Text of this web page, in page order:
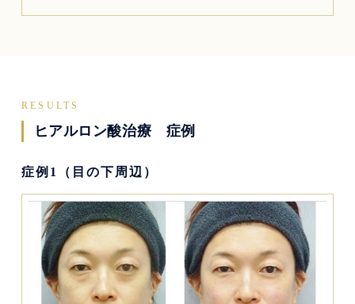
RESULTS
ヒアルロン酸治療 症例
症例1（目の下周辺）